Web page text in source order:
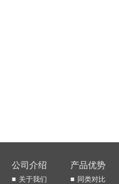
公司介绍
关于我们
产品优势
同类对比